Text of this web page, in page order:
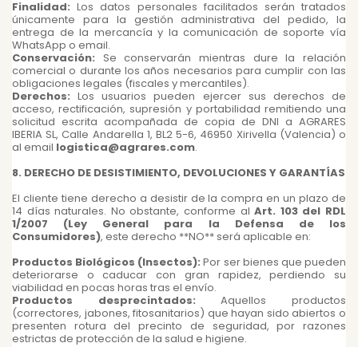
Finalidad: Los datos personales facilitados serán tratados
únicamente para la gestión administrativa del pedido, la
entrega de la mercancía y la comunicación de soporte vía
WhatsApp o email.
Conservación: Se conservarán mientras dure la relación
comercial o durante los años necesarios para cumplir con las
obligaciones legales (fiscales y mercantiles).
Derechos: Los usuarios pueden ejercer sus derechos de
acceso, rectificación, supresión y portabilidad remitiendo una
solicitud escrita acompañada de copia de DNI a AGRARES
IBERIA SL, Calle Andarella 1, BL2 5-6, 46950 Xirivella (Valencia) o
al email logistica@agrares.com.
8. DERECHO DE DESISTIMIENTO, DEVOLUCIONES Y GARANTÍAS
El cliente tiene derecho a desistir de la compra en un plazo de
14 días naturales. No obstante, conforme alArt. 103 del RDL
1/2007 (Ley General para la Defensa de los
Consumidores), este derecho **NO** será aplicable en:
Productos Biológicos (Insectos): Por ser bienes que pueden
deteriorarse o caducar con gran rapidez, perdiendo su
viabilidad en pocas horas tras el envío.
Productos desprecintados: Aquellos productos
(correctores, jabones, fitosanitarios) que hayan sido abiertos o
presenten rotura del precinto de seguridad, por razones
estrictas de protección de la salud e higiene.